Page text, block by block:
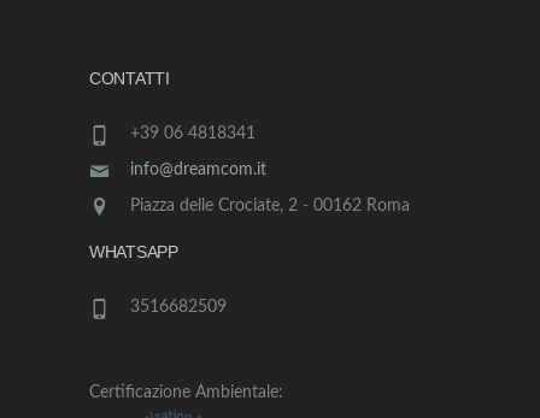
CONTATTI
+39 06 4818341
info@dreamcom.it
Piazza delle Crociate, 2 - 00162 Roma
WHATSAPP
3516682509
Certificazione Ambientale: